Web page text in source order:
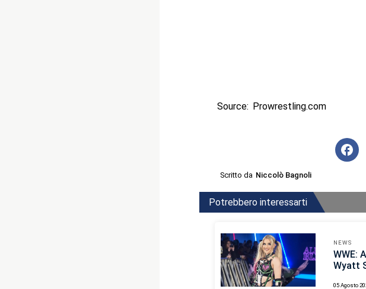
Source: Prowrestling.com
Scritto da Niccolò Bagnoli
Potrebbero interessarti
NEWS
WWE:
Wyatt
05 Agosto